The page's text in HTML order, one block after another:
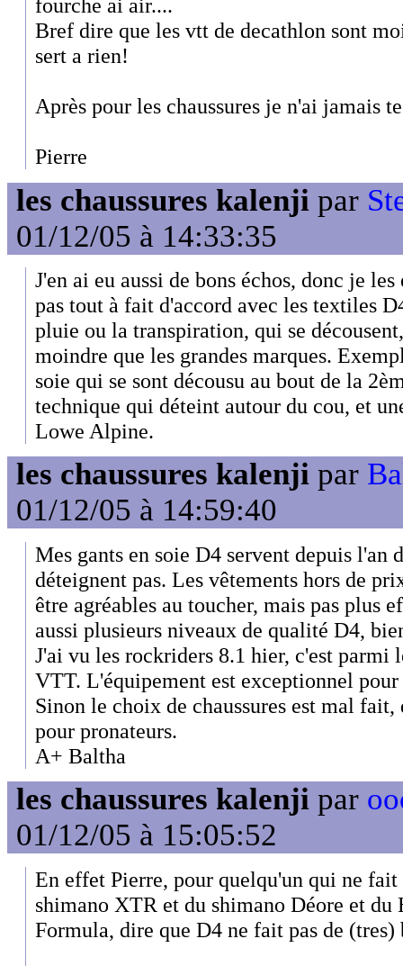
fourche ai air....
Bref dire que les vtt de decathlon sont
sert a rien!
Après pour les chaussures je n'ai jamais
Pierre
les chaussures kalenji par
01/12/05 à 14:33:35
J'en ai eu aussi de bons échos, donc je
pas tout à fait d'accord avec les textiles
pluie ou la transpiration, qui se
moindre que les grandes marques.
soie qui se sont décousu au bout de la
technique qui déteint autour du cou, et
Lowe Alpine.
les chaussures kalenji par
01/12/05 à 14:59:40
Mes gants en soie D4 servent depuis l'an
déteignent pas. Les vêtements hors de
être agréables au toucher, mais pas plus
aussi plusieurs niveaux de qualité D4,
J'ai vu les rockriders 8.1 hier, c'est parmi
VTT. L'équipement est exceptionnel
Sinon le choix de chaussures est mal fait,
pour pronateurs.
A+ Baltha
les chaussures kalenji par
01/12/05 à 15:05:52
En effet Pierre, pour quelqu'un qui ne
shimano XTR et du shimano Déore et
Formula, dire que D4 ne fait pas de (tres)